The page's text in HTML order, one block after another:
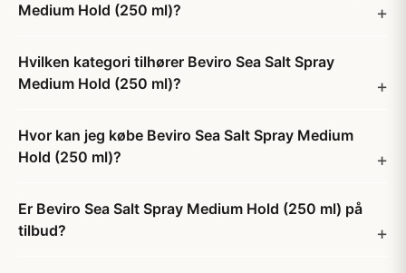
Medium Hold (250 ml)?
Hvilken kategori tilhører Beviro Sea Salt Spray
Medium Hold (250 ml)?
Hvor kan jeg købe Beviro Sea Salt Spray Medium
Hold (250 ml)?
Er Beviro Sea Salt Spray Medium Hold (250 ml) på
tilbud?